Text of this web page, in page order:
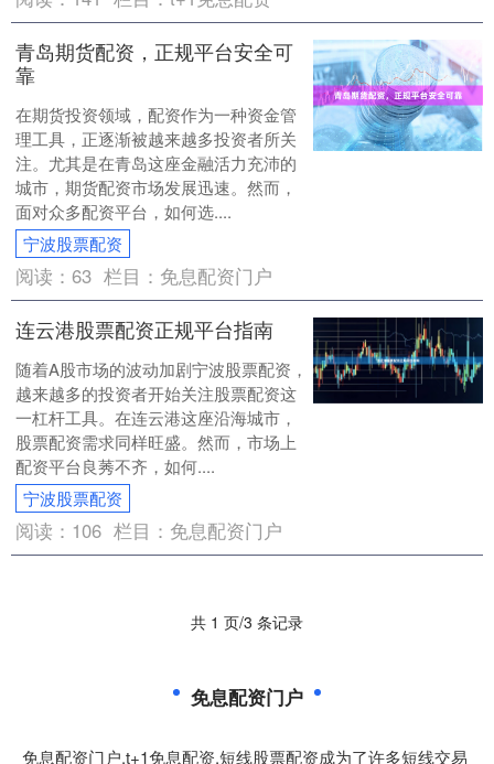
青岛期货配资，正规平台安全可
靠
在期货投资领域，配资作为一种资金管
理工具，正逐渐被越来越多投资者所关
注。尤其是在青岛这座金融活力充沛的
城市，期货配资市场发展迅速。然而，
面对众多配资平台，如何选....
宁波股票配资
阅读：63 栏目： 免息配资门户
连云港股票配资正规平台指南
随着A股市场的波动加剧宁波股票配资，
越来越多的投资者开始关注股票配资这
一杠杆工具。在连云港这座沿海城市，
股票配资需求同样旺盛。然而，市场上
配资平台良莠不齐，如何....
宁波股票配资
阅读： 106 栏目： 免息配资门户
共 1 页/3 条记录
免息配资门户
免息配资门户,t+1免息配资,短线股票配资成为了许多短线交易